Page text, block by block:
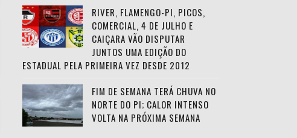
RIVER, FLAMENGO-PI, PICOS,
COMERCIAL, 4 DE JULHO E
CAIÇARA VÃO DISPUTAR
JUNTOS UMA EDIÇÃO DO
ESTADUAL PELA PRIMEIRA VEZ DESDE 2012
FIM DE SEMANA TERÁ CHUVA NO
NORTE DO PI; CALOR INTENSO
VOLTA NA PRÓXIMA SEMANA